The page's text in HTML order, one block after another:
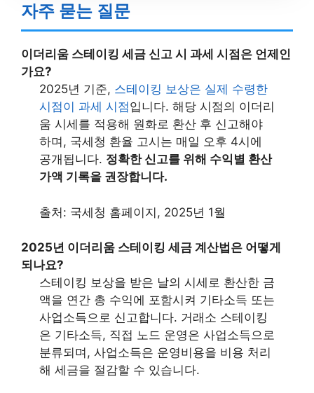
자주 묻는 질문
이더리움 스테이킹 세금 신고 시 과세 시점은 언제인
가요?
2025년 기준, 스테이킹 보상은 실제 수령한
시점이 과세 시점입니다. 해당 시점의 이더리
움 시세를 적용해 원화로 환산 후 신고해야
하며, 국세청 환율 고시는 매일 오후 4시에
공개됩니다. 정확한 신고를 위해 수익별 환산
가액 기록을 권장합니다.
출처: 국세청 홈페이지, 2025년 1월
2025년 이더리움 스테이킹 세금 계산법은 어떻게
되나요?
스테이킹 보상을 받은 날의 시세로 환산한 금
액을 연간 총 수익에 포함시켜 기타소득 또는
사업소득으로 신고합니다. 거래소 스테이킹
은 기타소득, 직접 노드 운영은 사업소득으로
분류되며, 사업소득은 운영비용을 비용 처리
해 세금을 절감할 수 있습니다.